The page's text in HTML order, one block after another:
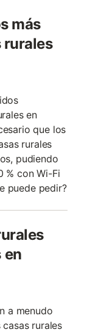
más
rurales
en
que los
rurales
pudiendo
% con Wi-Fi
puede pedir?
en
a menudo
rurales